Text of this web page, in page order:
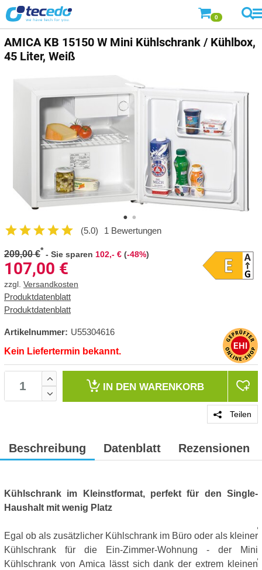
0
AMICA KB 15150 W Mini Kühlschrank / Kühlbox,
45 Liter, Weiß
(5.0) 1 Bewertungen
209,00 €* - Sie sparen 102,- € (-48%)
107,00 €
zzgl. Versandkosten
Produktdatenblatt
Produktdatenblatt
Artikelnummer: U55304616
Kein Liefertermin bekannt.
IN DEN WARENKORB
Teilen
Beschreibung Datenblatt Rezensionen
Kühlschrank im Kleinstformat, perfekt für den Single-
Haushalt mit wenig Platz
Egal ob als zusätzlicher Kühlschrank im Büro oder als kleiner
Kühlschrank für die Ein-Zimmer-Wohnung - der Mini
Kühlschrank von Amica lässt sich dank der extrem kleinen